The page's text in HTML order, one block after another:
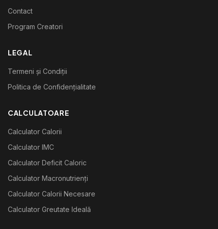
Contact
Program Creatori
LEGAL
Termeni și Condiții
Politica de Confidențialitate
CALCULATOARE
Calculator Calorii
Calculator IMC
Calculator Deficit Caloric
Calculator Macronutrienți
Calculator Calorii Necesare
Calculator Greutate Ideală